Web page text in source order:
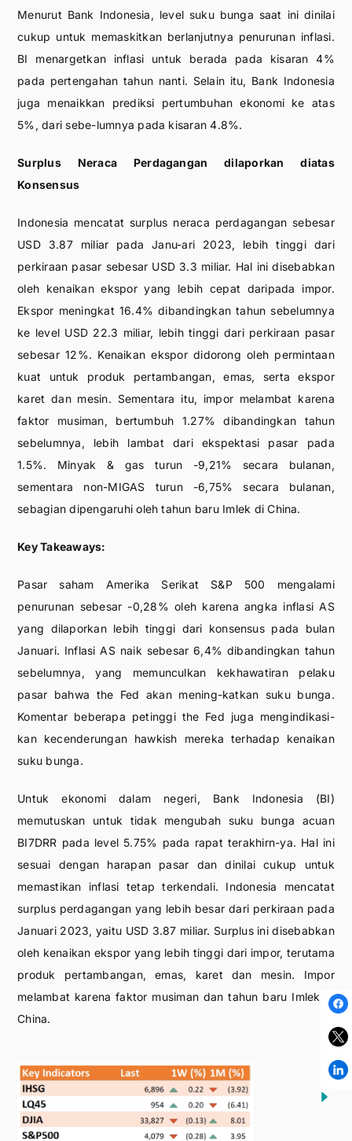
Menurut Bank Indonesia, level suku bunga saat ini dinilai
cukup untuk memaskitkan berlanjutnya penurunan inflasi.
BI menargetkan inflasi untuk berada pada kisaran 4%
pada pertengahan tahun nanti. Selain itu, Bank Indonesia
juga menaikkan prediksi pertumbuhan ekonomi ke atas
5%, dari sebe-lumnya pada kisaran 4.8%.
Surplus Neraca Perdagangan dilaporkan diatas
Konsensus
Indonesia mencatat surplus neraca perdagangan sebesar
USD 3.87 miliar pada Janu-ari 2023, lebih tinggi dari
perkiraan pasar sebesar USD 3.3 miliar. Hal ini disebabkan
oleh kenaikan ekspor yang lebih cepat daripada impor.
Ekspor meningkat 16.4% dibandingkan tahun sebelumnya
ke level USD 22.3 miliar, lebih tinggi dari perkiraan pasar
sebesar 12%. Kenaikan ekspor didorong oleh permintaan
kuat untuk produk pertambangan, emas, serta ekspor
karet dan mesin. Sementara itu, impor melambat karena
faktor musiman, bertumbuh 1.27% dibandingkan tahun
sebelumnya, lebih lambat dari ekspektasi pasar pada
1.5%. Minyak & gas turun -9,21% secara bulanan,
sementara non-MIGAS turun -6,75% secara bulanan,
sebagian dipengaruhi oleh tahun baru Imlek di China.
Key Takeaways:
Pasar saham Amerika Serikat S&P 500 mengalami
penurunan sebesar -0,28% oleh karena angka inflasi AS
yang dilaporkan lebih tinggi dari konsensus pada bulan
Januari. Inflasi AS naik sebesar 6,4% dibandingkan tahun
sebelumnya, yang memunculkan kekhawatiran pelaku
pasar bahwa the Fed akan mening-katkan suku bunga.
Komentar beberapa petinggi the Fed juga mengindikasi-
kan kecenderungan hawkish mereka terhadap kenaikan
suku bunga.
Untuk ekonomi dalam negeri, Bank Indonesia (BI)
memutuskan untuk tidak mengubah suku bunga acuan
BI7DRR pada level 5.75% pada rapat terakhirn-ya. Hal ini
sesuai dengan harapan pasar dan dinilai cukup untuk
memastikan inflasi tetap terkendali. Indonesia mencatat
surplus perdagangan yang lebih besar dari perkiraan pada
Januari 2023, yaitu USD 3.87 miliar. Surplus ini disebabkan
oleh kenaikan ekspor yang lebih tinggi dari impor, terutama
produk pertambangan, emas, karet dan mesin. Impor
melambat karena faktor musiman dan tahun baru Imlek di
China.